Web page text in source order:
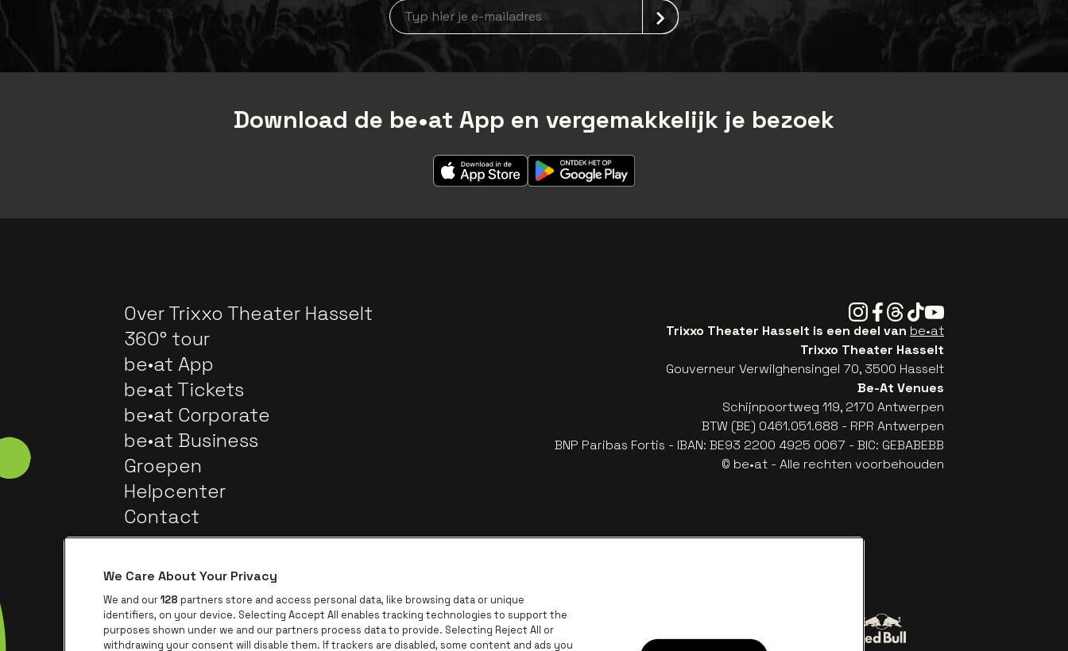
Nieuwsbrief aanmelding
Download de be•at App en vergemakkelijk je bezoek
Over Trixxo Theater Hasselt
360° tour
be•at App
be•at Tickets
be•at Corporate
be•at Business
Groepen
Helpcenter
Contact
Instagram
Facebook
Threads
TiktokYoutube
Trixxo Theater Hasselt is een deel van be•at
Trixxo Theater Hasselt
Gouverneur Verwilghensingel 70, 3500 Hasselt
Be-At Venues
Schijnpoortweg 119, 2170 Antwerpen
BTW (BE) 0461.051.688 - RPR Antwerpen
BNP Paribas Fortis - IBAN: BE93 2200 4925 0067 - BIC: GEBABEBB
© be•at - Alle rechten voorbehouden
We Care About Your Privacy
We and our128 partners store and access personal data, like browsing data or unique
identifiers, on your device. Selecting Accept All enables tracking technologies to support the
purposes shown under we and our partners process data to provide. Selecting Reject All or
withdrawing your consent will disable them. If trackers are disabled, some content and ads you